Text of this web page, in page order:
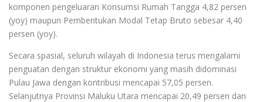
komponen pengeluaran Konsumsi Rumah Tangga 4,82 persen
(yoy) maupun Pembentukan Modal Tetap Bruto sebesar 4,40
persen (yoy).
Secara spasial, seluruh wilayah di Indonesia terus mengalami
penguatan dengan struktur ekonomi yang masih didominasi
Pulau Jawa dengan kontribusi mencapai 57,05 persen.
Selanjutnya Provinsi Maluku Utara mencapai 20,49 persen dan